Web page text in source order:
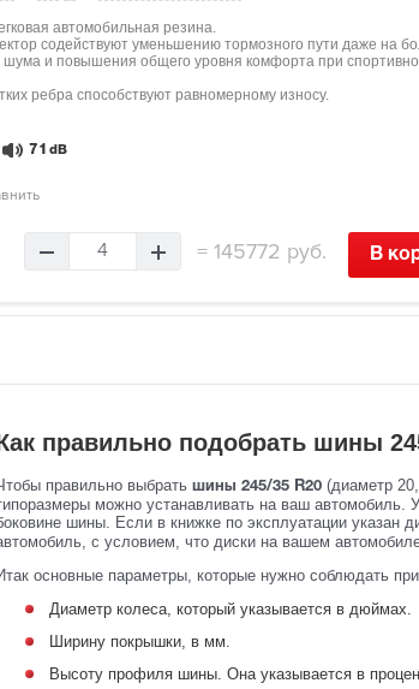
автомобильная резина.
содействуют уменьшению тормозного пути даже на
шума и повышения общего уровня комфорта при
ребра способствуют равномерному износу.
71 dB
4 =145772 руб. В
правильно подобрать шины
правильно выбрать шины 245/35 R20(диаметр 20,
можно устанавливать на ваш автомобиль.
шины. Если в книжке по эксплуатации указан
с условием, что диски на вашем
основные параметры, которые нужно соблюдать
Диаметр колеса, который указывается в дюймах.
Ширину покрышки, в мм.
Высоту профиля шины. Она указывается в